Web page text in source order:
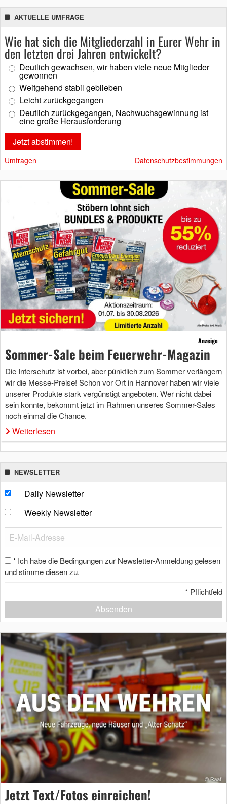
AKTUELLE UMFRAGE
Wie hat sich die Mitgliederzahl in Eurer Wehr in
den letzten drei Jahren entwickelt?
Deutlich gewachsen, wir haben viele neue Mitglieder
gewonnen
Weitgehend stabil geblieben
Leicht zurückgegangen
Deutlich zurückgegangen, Nachwuchsgewinnung ist
eine große Herausforderung
Umfragen Datenschutzbestimmungen
Anzeige
Sommer-Sale beim Feuerwehr-Magazin
Die Interschutz ist vorbei, aber pünktlich zum Sommer verlängern
wir die Messe-Preise! Schon vor Ort in Hannover haben wir viele
unserer Produkte stark vergünstigt angeboten. Wer nicht dabei
sein konnte, bekommt jetzt im Rahmen unseres Sommer-Sales
noch einmal die Chance.
Weiterlesen
NEWSLETTER
Daily Newsletter
Weekly Newsletter
* Ich habe die Bedingungen zur Newsletter-Anmeldung gelesen
und stimme diesen zu.
* Pflichtfeld
Absenden
Jetzt Text/Fotos einreichen!